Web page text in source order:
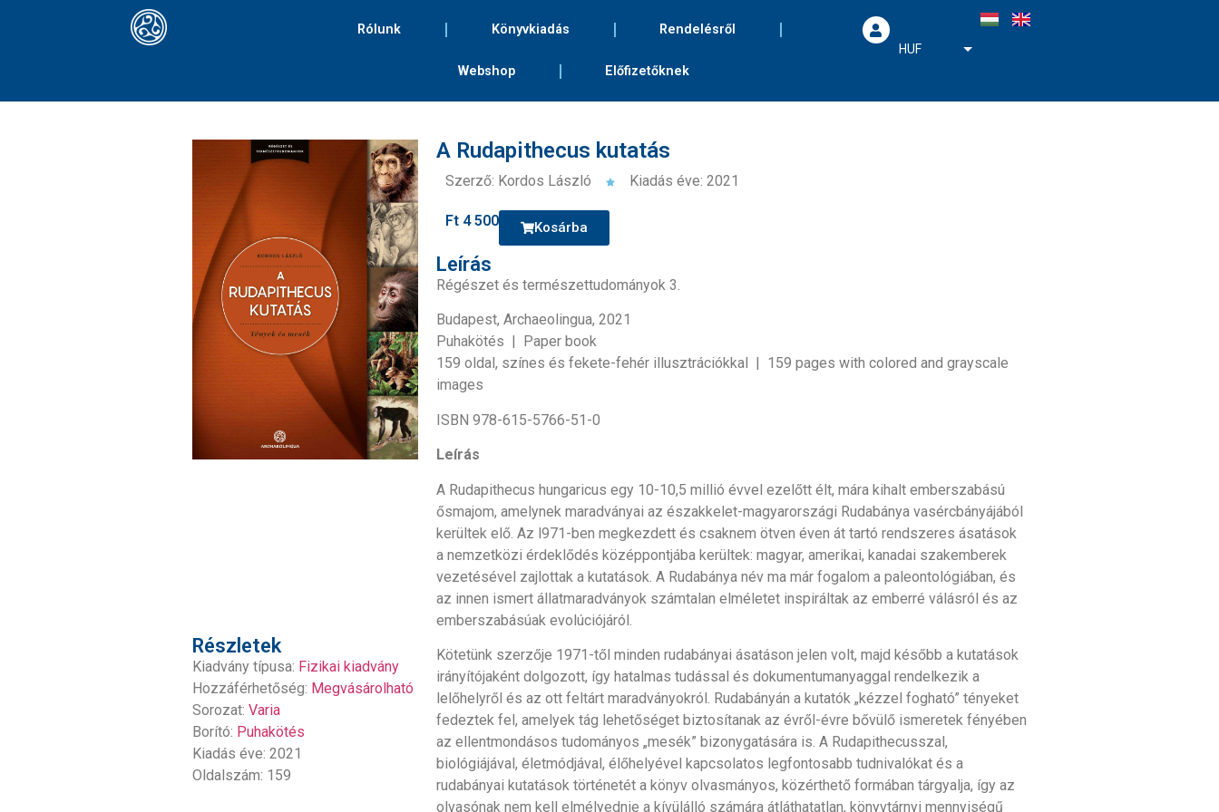
Rólunk Könyvkiadás Rendelésről
Webshop Előfizetőknek
HUF
Részletek
Kiadvány típusa: Fizikai kiadvány
Hozzáférhetőség: Megvásárolható
Sorozat: Varia
Borító: Puhakötés
Kiadás éve: 2021
Oldalszám: 159
A Rudapithecus kutatás
Szerző: Kordos László Kiadás éve: 2021
Ft4 500 Kosárba
Leírás
Régészet és természettudományok 3.
Budapest, Archaeolingua, 2021
Puhakötés | Paper book
159 oldal, színes és fekete-fehér illusztrációkkal | 159 pages with colored and grayscale
images
ISBN 978-615-5766-51-0
Leírás
A Rudapithecus hungaricus egy 10-10,5 millió évvel ezelőtt élt, mára kihalt emberszabású
ősmajom, amelynek maradványai az északkelet-magyarországi Rudabánya vasércbányájából
kerültek elő. Az l971-ben megkezdett és csaknem ötven éven át tartó rendszeres ásatások
a nemzetközi érdeklődés középpontjába kerültek: magyar, amerikai, kanadai szakemberek
vezetésével zajlottak a kutatások. A Rudabánya név ma már fogalom a paleontológiában, és
az innen ismert állatmaradványok számtalan elméletet inspiráltak az emberré válásról és az
emberszabásúak evolúciójáról.
Kötetünk szerzője 1971-től minden rudabányai ásatáson jelen volt, majd később a kutatások
irányítójaként dolgozott, így hatalmas tudással és dokumentumanyaggal rendelkezik a
lelőhelyről és az ott feltárt maradványokról. Rudabányán a kutatók „kézzel fogható” tényeket
fedeztek fel, amelyek tág lehetőséget biztosítanak az évről-évre bővülő ismeretek fényében
az ellentmondásos tudományos „mesék” bizonygatására is. A Rudapithecusszal,
biológiájával, életmódjával, élőhelyével kapcsolatos legfontosabb tudnivalókat és a
rudabányai kutatások történetét a könyv olvasmányos, közérthető formában tárgyalja, így az
olvasónak nem kell elmélyednie a kívülálló számára átláthatatlan, könyvtárnyi mennyiségű